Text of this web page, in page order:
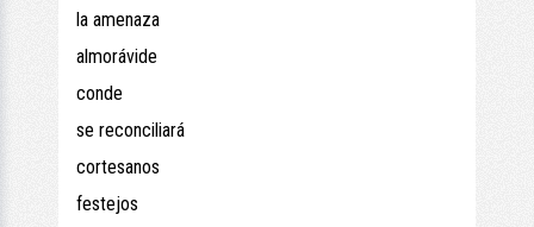
la amenaza
almorávide
conde
se reconciliará
cortesanos
festejos